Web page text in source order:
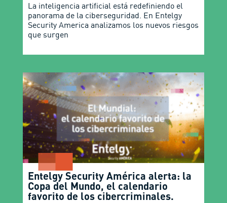
La inteligencia artificial está redefiniendo el
panorama de la ciberseguridad. En Entelgy
Security America analizamos los nuevos riesgos
que surgen
Entelgy Security América alerta: la
Copa del Mundo, el calendario
favorito de los cibercriminales.